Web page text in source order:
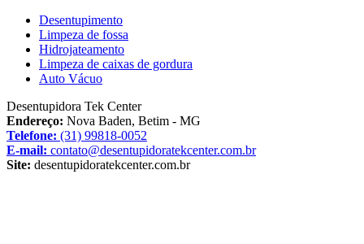
Desentupimento
Limpeza de fossa
Hidrojateamento
Limpeza de caixas de gordura
Auto Vácuo
Desentupidora Tek Center
Endereço: Nova Baden, Betim - MG
Telefone: (31) 99818-0052
E-mail: contato@desentupidoratekcenter.com.br
Site: desentupidoratekcenter.com.br